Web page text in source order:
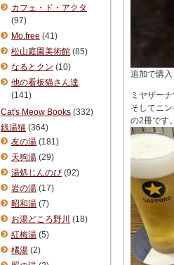
追加で購入
ミヤザー
そしてニ
の2冊です。
カフェ・ド・アクタ
(97)
Mo.free (41)
松山庭園美術館 (85)
なるとクン (10)
他の看板猫さん達
(141)
Cat's Meow Books (332)
銭湯猫 (364)
友の湯 (181)
天狗湯 (29)
湯処じんのび (92)
岩の湯 (17)
昭和湯 (7)
お湯どころ野川 (18)
紅梅湯 (5)
橘湯 (2)